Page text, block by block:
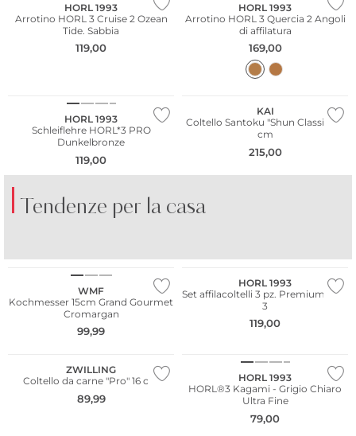
HORL 1993
Arrotino HORL 3 Cruise 2 Ozean
Tide. Sabbia
119,00
HORL 1993
Arrotino HORL 3 Quercia 2 Angoli
di affilatura
169,00
HORL 1993
Schleiflehre HORL*3 PRO
Dunkelbronze
119,00
KAI
Coltello Santoku "Shun Classic" 18
cm
215,00
Tendenze per la casa
COLORATA
WMF
Kochmesser 15cm Grand Gourmet
Cromargan
99,99
HORL 1993
Set affilacoltelli 3 pz. Premium Horl
3
119,00
ZWILLING
Coltello da carne "Pro" 16 cm
89,99
HORL 1993
HORL®3 Kagami - Grigio Chiaro
Ultra Fine
79,00